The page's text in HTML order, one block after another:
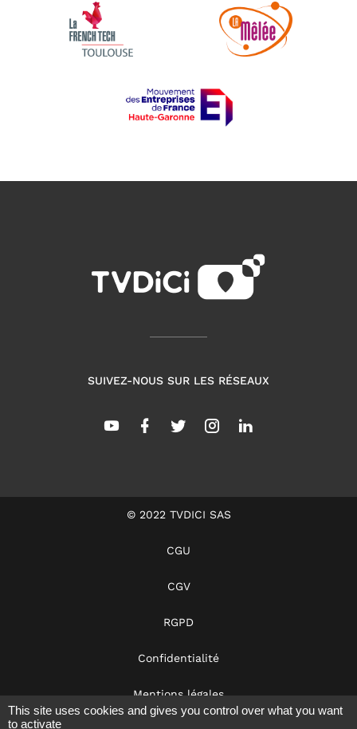
SUIVEZ-NOUS SUR LES RÉSEAUX
© 2022 TVDICI SAS
CGU
CGV
RGPD
Confidentialité
Mentions légales
This site uses cookies and gives you control over what you want
to activate